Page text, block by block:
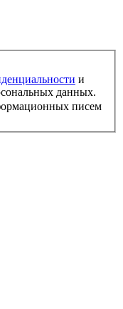
и
данных.
писем